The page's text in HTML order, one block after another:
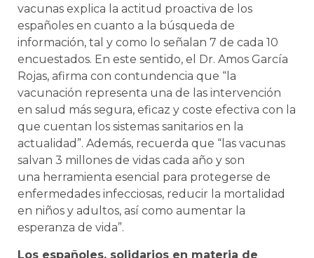
vacunas explica la actitud proactiva de los
españoles en cuanto a la búsqueda de
información, tal y como lo señalan 7 de cada 10
encuestados. En este sentido, el Dr. Amos García
Rojas, afirma con contundencia que “la
vacunación representa una de las intervención
en salud más segura, eficaz y coste efectiva con la
que cuentan los sistemas sanitarios en la
actualidad”. Además, recuerda que “las vacunas
salvan 3 millones de vidas cada año y son
una herramienta esencial para protegerse de
enfermedades infecciosas, reducir la mortalidad
en niños y adultos, así como aumentar la
esperanza de vida”.
Los españoles, solidarios en materia de